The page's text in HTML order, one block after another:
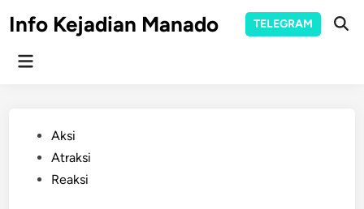
toInfo Kejadian Manado TELEGRAM
Main
PostedAksi
Atraksi
Reaksi